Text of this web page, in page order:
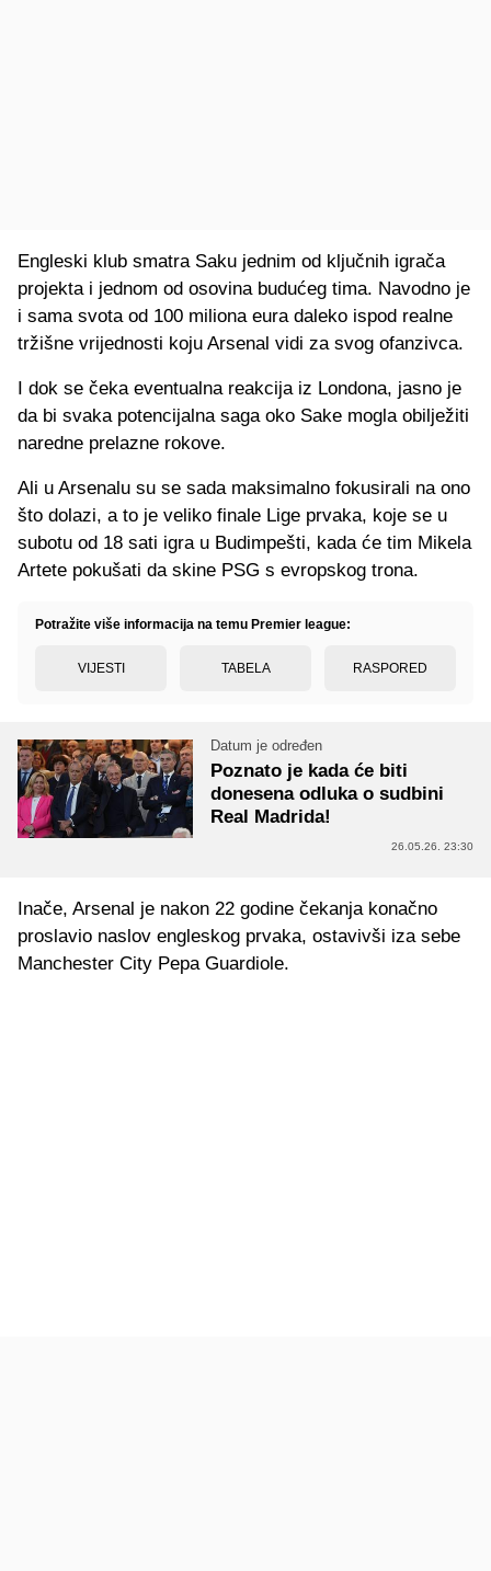
Engleski klub smatra Saku jednim od ključnih igrača
projekta i jednom od osovina budućeg tima. Navodno je
i sama svota od 100 miliona eura daleko ispod realne
tržišne vrijednosti koju Arsenal vidi za svog ofanzivca.
I dok se čeka eventualna reakcija iz Londona, jasno je
da bi svaka potencijalna saga oko Sake mogla obilježiti
naredne prelazne rokove.
Ali u Arsenalu su se sada maksimalno fokusirali na ono
što dolazi, a to je veliko finale Lige prvaka, koje se u
subotu od 18 sati igra u Budimpešti, kada će tim Mikela
Artete pokušati da skine PSG s evropskog trona.
Potražite više informacija na temu Premier league:
VIJESTI TABELA RASPORED
Datum je određen
Poznato je kada će biti
donesena odluka o sudbini
Real Madrida!
26.05.26. 23:30
Inače, Arsenal je nakon 22 godine čekanja konačno
proslavio naslov engleskog prvaka, ostavivši iza sebe
Manchester City Pepa Guardiole.